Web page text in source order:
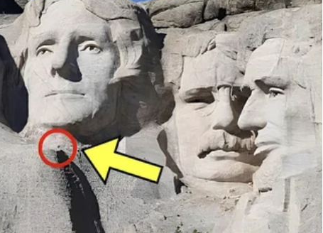
zatvorite vrata prošlosti i okrenete se onome što vas
će tokom narednih dana dobiti priliku za novi početak u
sa iskrenim emocijama, ali ovoga puta ćete vi odlučivati da
da će mnogi pripadnici ovog znaka konačno prestati da trče za
Pun Mesec vam vraća samopouzdanje i podseća vas koliko